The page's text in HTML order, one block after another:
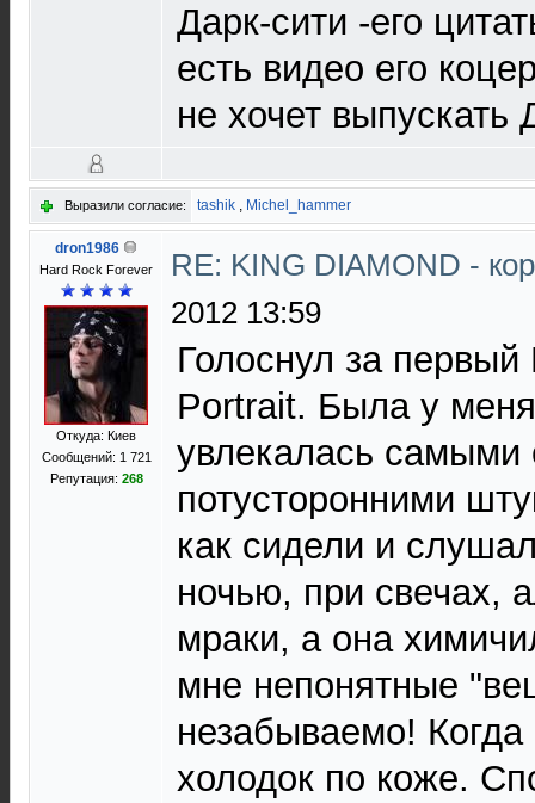
Дарк-сити -его
есть видео его
не хочет выпускать
Выразили согласие: tashik , Michel_hammer
dron1986
Hard Rock Forever
Откуда: Киев
Сообщений: 1 721
Репутация: 268
RE: KING DIAMOND -
2012 13:59
Голоснул за
Portrait. Была у
увлекалась самыми
потусторонними
как сидели и
ночью, при свечах,
мраки, а она
мне непонятные
незабываемо!
холодок по коже.